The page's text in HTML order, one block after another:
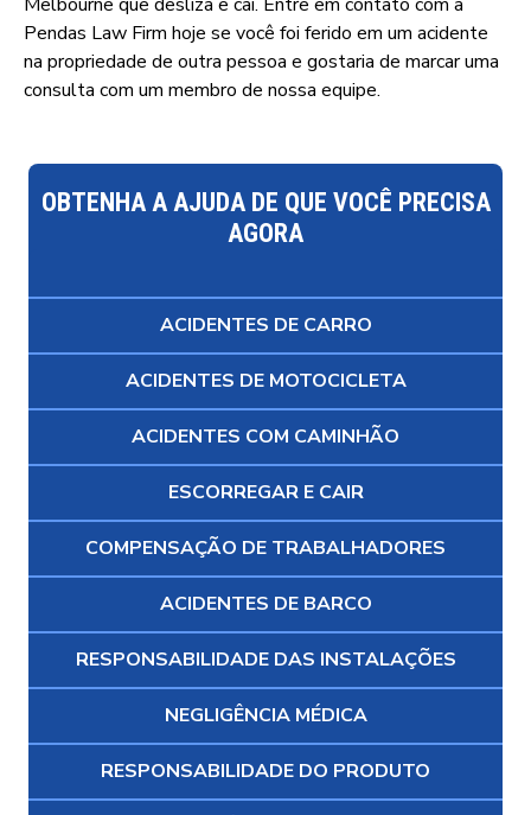
Pendas Law Firm hoje se você foi ferido em um acidente
na propriedade de outra pessoa e gostaria de marcar uma
consulta com um membro de nossa equipe.
OBTENHA A AJUDA DE QUE VOCÊ PRECISA
AGORA
ACIDENTES DE CARRO
ACIDENTES DE MOTOCICLETA
ACIDENTES COM CAMINHÃO
ESCORREGAR E CAIR
COMPENSAÇÃO DE TRABALHADORES
ACIDENTES DE BARCO
RESPONSABILIDADE DAS INSTALAÇÕES
NEGLIGÊNCIA MÉDICA
RESPONSABILIDADE DO PRODUTO